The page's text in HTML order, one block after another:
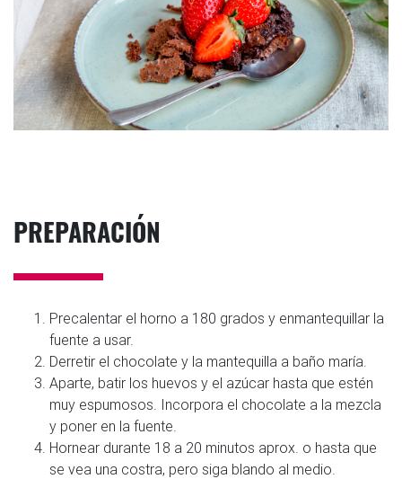
PREPARACIÓN
Precalentar el horno a 180 grados y enmantequillar la
fuente a usar.
Derretir el chocolate y la mantequilla a baño maría.
Aparte, batir los huevos y el azúcar hasta que estén
muy espumosos. Incorpora el chocolate a la mezcla
y poner en la fuente.
Hornear durante 18 a 20 minutos aprox. o hasta que
se vea una costra, pero siga blando al medio.